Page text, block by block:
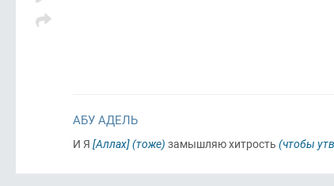
АБУ АДЕЛЬ
И Я [Аллах](тоже) замышляю хитрость (чтобы